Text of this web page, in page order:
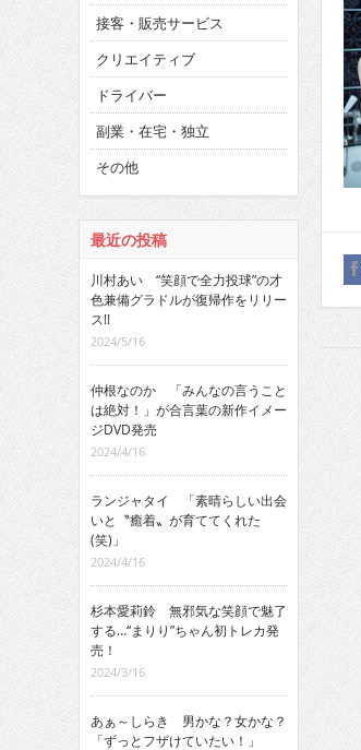
接客・販売サービス
クリエイティブ
ドライバー
副業・在宅・独立
その他
最近の投稿
川村あい “笑顔で全力投球”の才
色兼備グラドルが復帰作をリリー
ス!!
2024/5/16
仲根なのか 「みんなの言うこと
は絶対！」が合言葉の新作イメー
ジDVD発売
2024/4/16
ランジャタイ 「素晴らしい出会
いと〝癒着〟が育ててくれた
(笑)」
2024/4/16
杉本愛莉鈴 無邪気な笑顔で魅了
する…“まりり”ちゃん初トレカ発
売！
2024/3/16
あぁ～しらき 男かな？女かな？
「ずっとフザけていたい！」